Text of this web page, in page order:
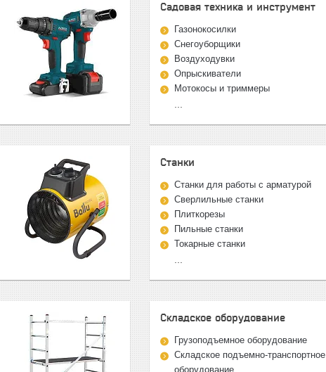
Садовая техника и инструмент
Газонокосилки
Снегоуборщики
Воздуходувки
Опрыскиватели
Мотокосы и триммеры
Станки
Станки для работы с арматурой
Сверлильные станки
Плиткорезы
Пильные станки
Токарные станки
Складское оборудование
Грузоподъемное оборудование
Складское подъемно-транспортное
оборудование